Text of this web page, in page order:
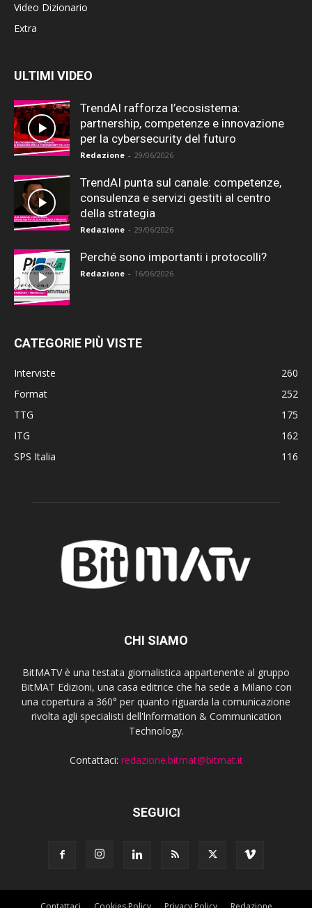
Video Dizionario
Extra
ULTIMI VIDEO
TrendAI rafforza l’ecosistema:
partnership, competenze e innovazione
per la cybersecurity del futuro
Redazione - 29/06/2026
TrendAI punta sul canale: competenze,
consulenza e servizi gestiti al centro
della strategia
Redazione - 29/06/2026
Perché sono importanti i protocolli?
Redazione - 16/06/2026
CATEGORIE PIÙ VISTE
Interviste
260
Format
252
TTG
175
ITG
162
SPS Italia
116
CHI SIAMO
BitMATV è una testata giornalistica appartenente al gruppo
BitMAT Edizioni, una casa editrice che ha sede a Milano con
una copertura a 360° per quanto riguarda la comunicazione
rivolta agli specialisti dell'lnformation & Communication
Technology.
Contattaci: redazione.bitmat@bitmat.it
SEGUICI